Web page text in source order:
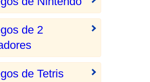
de 2
de Tetris